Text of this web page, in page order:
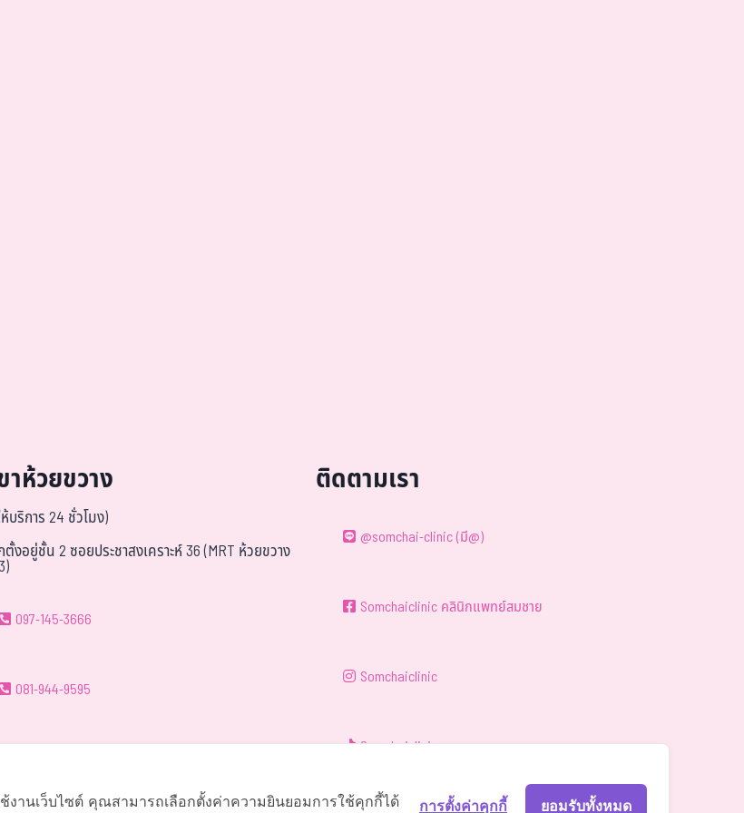
าห้วยขวาง
บริการ 24 ชั่วโมง)
งอยู่ชั้น 2 ซอยประชาสงเคราะห์ 36 (MRT ห้วยขวาง
097-145-3666
081-944-9595
ติดตามเรา
@somchai-clinic (มี@)
Somchaiclinic คลินิกแพทย์สมชาย
Somchaiclinic
Somchaiclinic
านเว็บไซต์ คุณสามารถเลือกตั้งค่าความยินยอมการใช้คุกกี้ได้
ยอมรับทั้งหมด
การตั้งค่าคุกกี้